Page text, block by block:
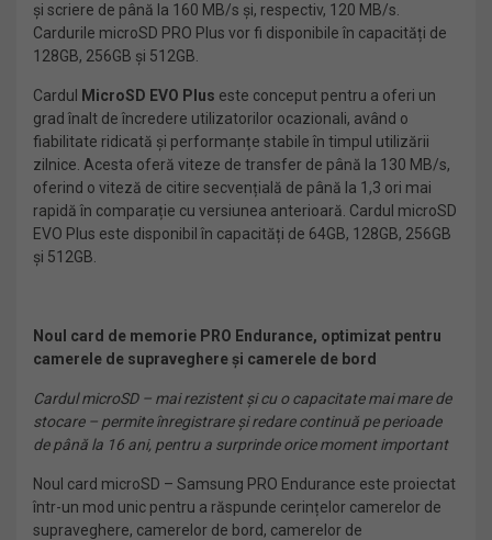
și scriere de până la 160 MB/s și, respectiv, 120 MB/s.
Cardurile microSD PRO Plus vor fi disponibile în capacități de
128GB, 256GB și 512GB.
Cardul MicroSD EVO Plus este conceput pentru a oferi un
grad înalt de încredere utilizatorilor ocazionali, având o
fiabilitate ridicată și performanțe stabile în timpul utilizării
zilnice. Acesta oferă viteze de transfer de până la 130 MB/s,
oferind o viteză de citire secvențială de până la 1,3 ori mai
rapidă în comparație cu versiunea anterioară. Cardul microSD
EVO Plus este disponibil în capacități de 64GB, 128GB, 256GB
și 512GB.
Noul card de memorie PRO Endurance, optimizat pentru
camerele de supraveghere și camerele de bord
Cardul microSD – mai rezistent și cu o capacitate mai mare de
stocare – permite înregistrare și redare continuă pe perioade
de până la 16 ani, pentru a surprinde orice moment important
Noul card microSD – Samsung PRO Endurance este proiectat
într-un mod unic pentru a răspunde cerințelor camerelor de
supraveghere, camerelor de bord, camerelor de